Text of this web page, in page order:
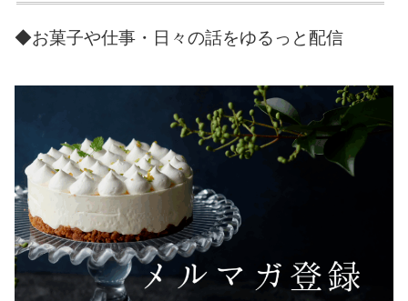
◆お菓子や仕事・日々の話をゆるっと配信